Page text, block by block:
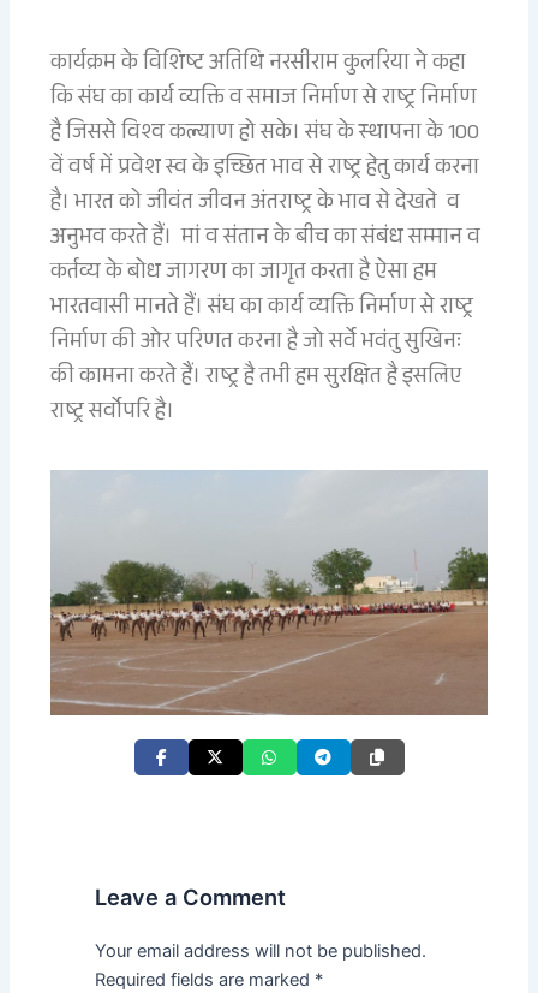
कार्यक्रम के विशिष्ट अतिथि नरसीराम कुलरिया ने कहा
कि संघ का कार्य व्यक्ति व समाज निर्माण से राष्ट्र निर्माण
है जिससे विश्व कल्याण हो सके। संघ के स्थापना के 100
वें वर्ष में प्रवेश स्व के इच्छित भाव से राष्ट्र हेतु कार्य करना
है। भारत को जीवंत जीवन अंतराष्ट्र के भाव से देखते व
अनुभव करते हैं। मां व संतान के बीच का संबंध सम्मान व
कर्तव्य के बोध जागरण का जागृत करता है ऐसा हम
भारतवासी मानते हैं। संघ का कार्य व्यक्ति निर्माण से राष्ट्र
निर्माण की ओर परिणत करना है जो सर्वे भवंतु सुखिनः
की कामना करते हैं। राष्ट्र है तभी हम सुरक्षित है इसलिए
राष्ट्र सर्वोपरि है।
Leave a Comment
Your email address will not be published.
Required fields are marked *